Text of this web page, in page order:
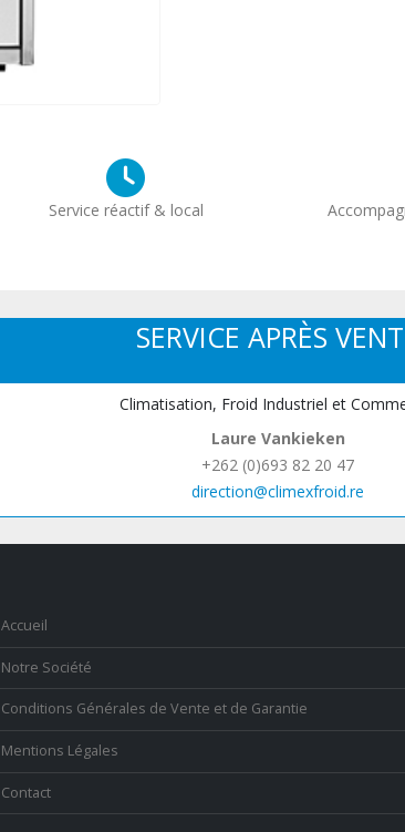
Service réactif & local
SERVICE APRÈS
Climatisation, Froid Industriel et
Laure Vankieken
+262 (0)693 82 20 47
direction@climexfroid.re
Accueil
Notre Société
Conditions Générales de Vente et de Garantie
Mentions Légales
Contact